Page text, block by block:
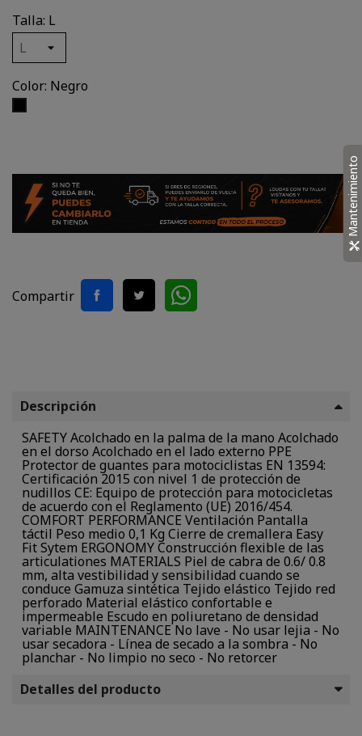
Talla: L
Color: Negro
Compartir
Descripción
SAFETY Acolchado en la palma de la mano Acolchado
en el dorso Acolchado en el lado externo PPE
Protector de guantes para motociclistas EN 13594:
Certificación 2015 con nivel 1 de protección de
nudillos CE: Equipo de protección para motocicletas
de acuerdo con el Reglamento (UE) 2016/454.
COMFORT PERFORMANCE Ventilación Pantalla
táctil Peso medio 0,1 Kg Cierre de cremallera Easy
Fit Sytem ERGONOMY Construcción flexible de las
articulationes MATERIALS Piel de cabra de 0.6/ 0.8
mm, alta vestibilidad y sensibilidad cuando se
conduce Gamuza sintética Tejido elástico Tejido red
perforado Material elástico confortable e
impermeable Escudo en poliuretano de densidad
variable MAINTENANCE No lave - No usar lejia - No
usar secadora - Línea de secado a la sombra - No
planchar - No limpio no seco - No retorcer
Detalles del producto
Mantenimiento